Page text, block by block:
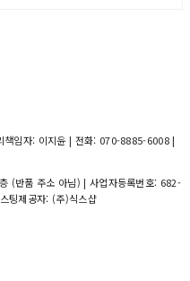
책임자: 이지윤 | 전화: 070-8885-6008 |
(반품 주소 아님) | 사업자등록번호: 682-
팅제공자: (주)식스샵